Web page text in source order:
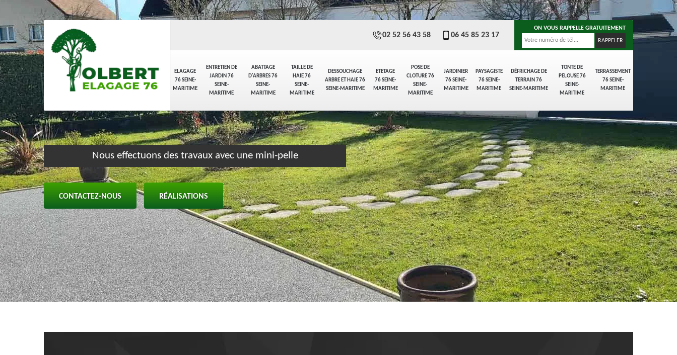
ELAGAGE
76 SEINE-
MARITIME
ENTRETIEN DE
JARDIN 76
SEINE-
MARITIME
ABATTAGE
D'ARBRES 76
SEINE-
MARITIME
TAILLE DE
HAIE 76
SEINE-
MARITIME
DESSOUCHAGE
ARBRE ET HAIE 76
SEINE-MARITIME
ETETAGE
76 SEINE-
MARITIME
POSE DE
CLOTURE 76
SEINE-
MARITIME
JARDINIER
76 SEINE-
MARITIME
PAYSAGISTE
76 SEINE-
MARITIME
DÉFRICHAGE DE
TERRAIN 76
SEINE-MARITIME
TONTE DE
PELOUSE 76
SEINE-
MARITIME
TERRASSEMENT
76 SEINE-
MARITIME
02 52 56 43 58 06 45 85 23 17
ON VOUS RAPPELLE GRATUITEMENT
Nous effectuons des travaux avec une mini-pelle
CONTACTEZ-NOUS RÉALISATIONS